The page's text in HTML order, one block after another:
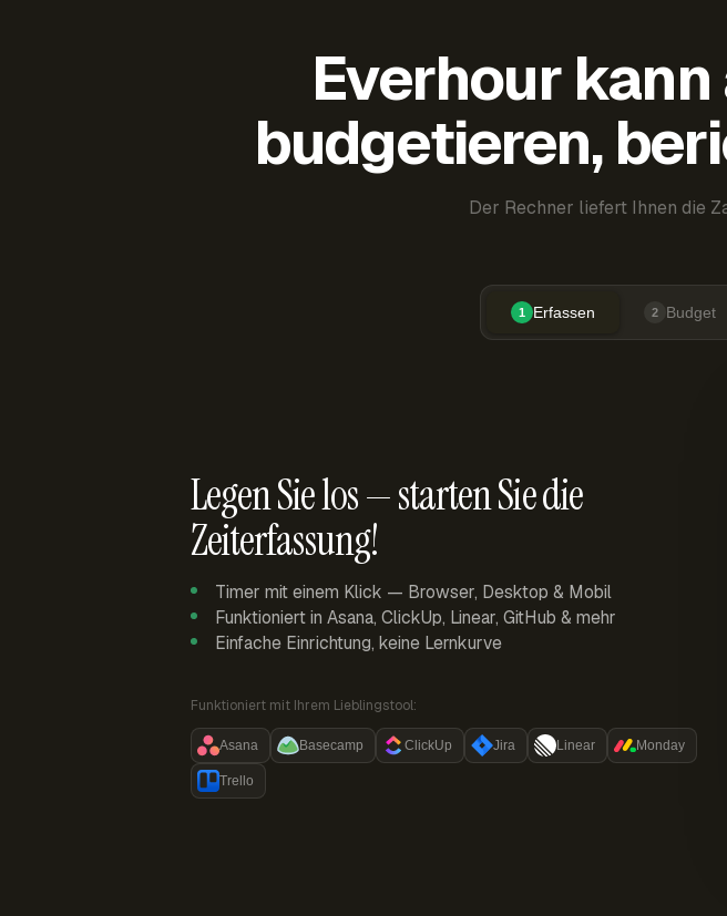
Everhour
budgetieren,
Der Rechner liefert Ihnen die
1 Erfassen 2 Budget
Legen Sie los — starten Sie die
Zeiterfassung!
Timer mit einem Klick — Browser, Desktop & Mobil
Funktioniert in Asana, ClickUp, Linear, GitHub & mehr
Einfache Einrichtung, keine Lernkurve
Funktioniert mit Ihrem Lieblingstool:
Asana Basecamp ClickUp Jira Linear Monday
Trello